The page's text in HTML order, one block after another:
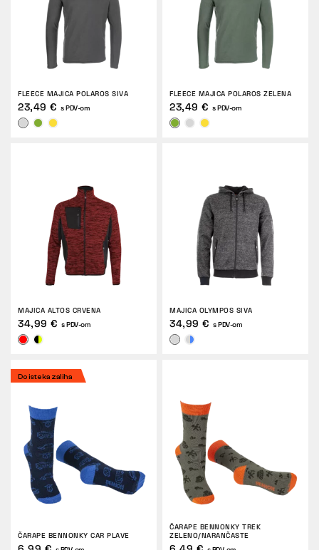
FLEECE MAJICA POLAROS SIVA
23,49 € s PDV-om
FLEECE MAJICA POLAROS ZELENA
23,49 € s PDV-om
MAJICA ALTOS CRVENA
34,99 € s PDV-om
MAJICA OLYMPOS SIVA
34,99 € s PDV-om
Do isteka zaliha
ČARAPE BENNONKY CAR PLAVE
ČARAPE BENNONKY TREK
ZELENO/NARANČASTE